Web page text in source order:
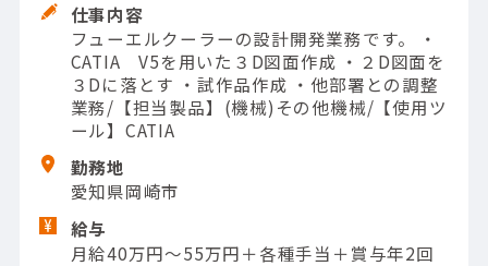
仕事内容
フューエルクーラーの設計開発業務です。 ・
CATIA V5を用いた３D図面作成 ・２D図面を
３Dに落とす ・試作品作成 ・他部署との調整
業務/【担当製品】(機械)その他機械/【使用ツ
ール】CATIA
勤務地
愛知県岡崎市
給与
月給40万円～55万円＋各種手当＋賞与年2回